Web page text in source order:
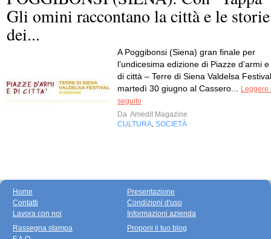
Gli omini raccontano la città e le storie
dei...
A Poggibonsi (Siena) gran finale per
l’undicesima edizione di Piazze d’armi e
di città – Terre di Siena Valdelsa
martedì 30 giugno al Cassero...
Leggere
seguito
Da Amedit Magazine
CULTURA SOCIETÀ
Home
Contatti
Lavora con noi
Presentazione
Condizioni d'uso
Informazioni azienda
Rassegna stampa
Proponi il tuo blog